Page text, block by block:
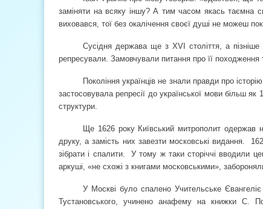
заміняти на всяку іншу? А тим часом якась таємна
виховався, тої без окалічення своєї душі не можеш
Сусідня держава ще з ХVІ століття, а пізніше
репресували. Замовчували питання про її походження
Покоління українців не знали правди про
застосовувала репресії до української мови більш
структури.
Ще 1626 року Київський митрополит одержав
друку, а замість них завезти московські видання.
зібрати і спалити.
У тому ж таки сторіччі вводили
аркуші, «не схожі з книгами московськими»,
У Москві було спалено Учительське Євангеліє
Тустановського, учинено анафему на книжки С.